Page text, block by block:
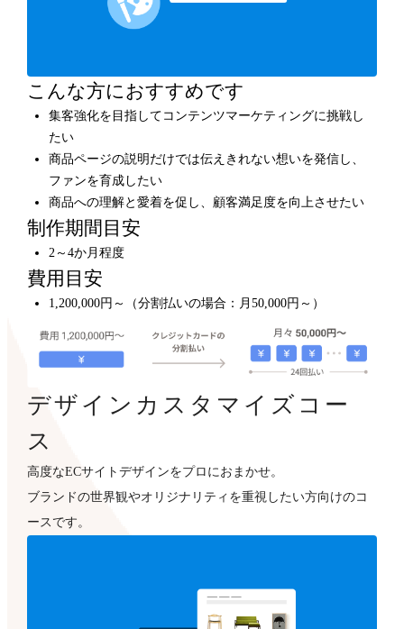
こんな方におすすめです
集客強化を目指してコンテンツマーケティングに挑戦し
たい
商品ページの説明だけでは伝えきれない想いを発信し、
ファンを育成したい
商品への理解と愛着を促し、顧客満足度を向上させたい
制作期間目安
2～4か月程度
費用目安
1,200,000円～（分割払いの場合：月50,000円～）
デザインカスタマイズコー
ス
高度なECサイトデザインをプロにおまかせ。
ブランドの世界観やオリジナリティを重視したい方向けのコ
ースです。